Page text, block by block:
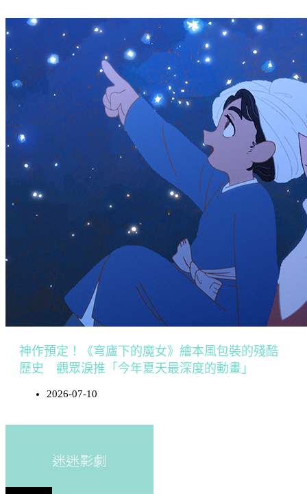
神作預定！《穹廬下的魔女》繪本風包裝的殘酷
歷史 觀眾淚推「今年夏天最深度的動畫」
2026-07-10
迷迷影劇